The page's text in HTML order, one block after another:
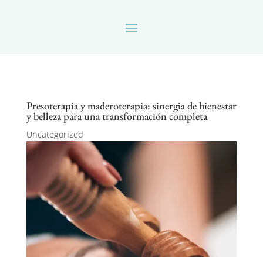
Presoterapia y maderoterapia: sinergia de bienestar
y belleza para una transformación completa
Uncategorized